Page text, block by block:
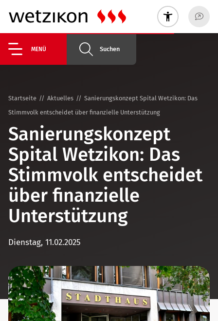
MENÜ Suchen
Startseite Aktuelles
Sanierungskonzept Spital Wetzikon: Das
Stimmvolk entscheidet über finanzielle Unterstützung
Sanierungskonzept
Spital Wetzikon: Das
Stimmvolk entscheidet
über finanzielle
Unterstützung
Dienstag, 11.02.2025